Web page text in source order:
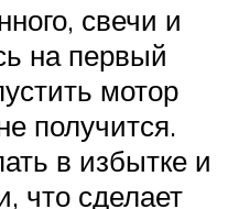
свечи и
на первый
мотор
получится.
в избытке и
что сделает